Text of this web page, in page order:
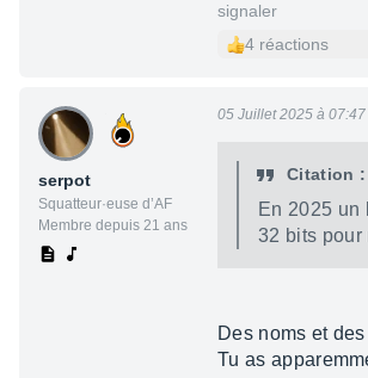
signaler
4 réactions
serpot
Squatteur·euse d’AF
Membre depuis 21 ans
05 Juillet 2025 à 07:47
Citation :
En 2025 un
32 bits pour
Des noms et
Tu as